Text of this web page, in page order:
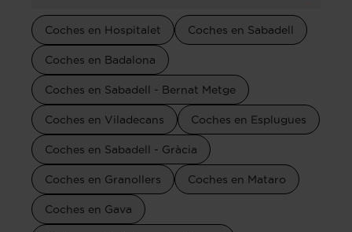
Coches en Hospitalet Coches en Sabadell
Coches en Badalona
Coches en Sabadell - Bernat Metge
Coches en Viladecans Coches en Esplugues
Coches en Sabadell - Gràcia
Coches en Granollers Coches en Mataro
Coches en Gava